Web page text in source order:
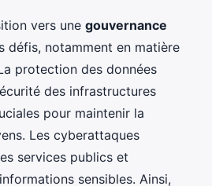
vers une gouvernance
défis, notamment en matière
protection des données
des infrastructures
pour maintenir la
Les cyberattaques
services publics et
sensibles. Ainsi,